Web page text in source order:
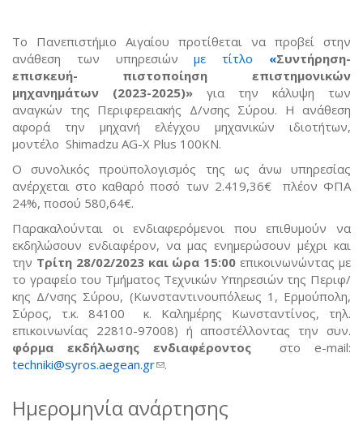
Το Πανεπιστήμιο Αιγαίου προτίθεται να προβεί στην
ανάθεση των υπηρεσιώνμε τίτλο «Συντήρηση-
επισκευή- πιστοποίηση επιστημονικών
μηχανημάτων (2023-2025)» για την κάλυψη των
αναγκών της Περιφερειακής Δ/νσης Σύρου. Η ανάθεση
αφορά την μηχανή ελέγχου μηχανικών ιδιοτήτων,
μοντέλο Shimadzu AG-X Plus 100KN.
Ο συνολικός προϋπολογισμός της ως άνω υπηρεσίας
ανέρχεται στο καθαρό ποσό των 2.419,36€ πλέον ΦΠΑ
24%, ποσού 580,64€.
Παρακαλούνται οι ενδιαφερόμενοι που επιθυμούν να
εκδηλώσουν ενδιαφέρον, να μας ενημερώσουν μέχρι και
την Τρίτη 28/02/2023 και ώρα 15:00 επικοινωνώντας με
το γραφείο του Τμήματος Τεχνικών Υπηρεσιών της Περιφ/
κης Δ/νσης Σύρου, (Κωνσταντινουπόλεως 1, Ερμούπολη,
Σύρος, τ.κ. 84100 κ. Καλημέρης Κωνσταντίνος, τηλ.
επικοινωνίας 22810-97008) ή αποστέλλοντας την συν.
φόρμα εκδήλωσης ενδιαφέροντος στο e-mail:
techniki@syros.aegean.gr(link sends e-mail)
.
Ημερομηνία ανάρτησης